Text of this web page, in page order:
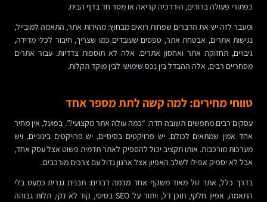
כפתורי פעולה ברורים, היררכיה קריאה או מסר חד בדף הבית.
ומעבר לזה יש את הדברים שפחות רואים מבחוץ: מהירות אתר, התאמה למובייל,
נגישות אתרים, אבטחת אתר, טפסים שעובדים כמו שצריך, חיבור לכלי מדידה,
גיבויים, תחזוקת אתר ואחסון אתרים. אלה לא תוספות צדדיות. עבור אתרים
מסחריים רבים, אלה ההבדל בין נכס שימושי לבין מוקד תקלות.
טווחי מחירים: למה קשה לתת מספר אחד
עסקים רבים מחפשים תשובה חדה: “כמה עולה אתר מקצועי?”. בפועל, אין מחיר
אחד אמין שמתאים לכולם. יש פרויקטים בסיסיים, יש פרויקטים בינוניים, ויש
מערכות מורכבות. אותו תקציב יכול להספיק לאתר תדמית פשוט אצל עסק אחד,
אבל לא יספיק אפילו לשלב האפיון אצל ארגון גדול עם צרכים מורכבים.
בדרך כלל, אתר זול מאוד משקף אחד מכמה דברים: תבנית גנרית כמעט בלי
התאמה, אפיון חלקי, תוכן דל, ויתור על SEO בסיסי, קוד לא נקי, תלות גבוהה